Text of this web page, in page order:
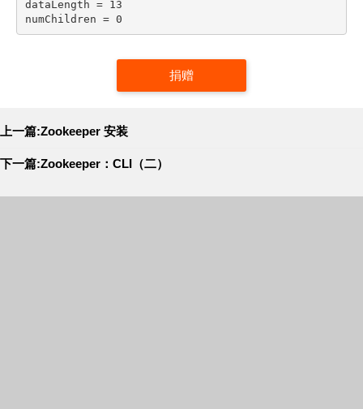
dataLength = 13
numChildren = 0
捐赠
上一篇:Zookeeper 安装
下一篇:Zookeeper：CLI（二）